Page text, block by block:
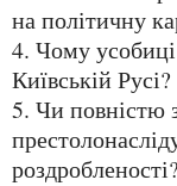
на політичну
4. Чому
Київській Русі?
5. Чи повністю
роздробленості?